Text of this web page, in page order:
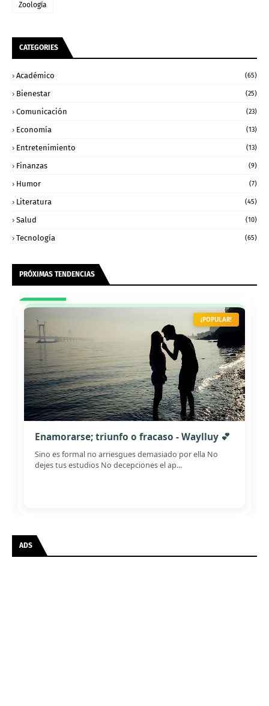
Zoología
CATEGORIES
Académico (65)
Bienestar (25)
Comunicación (23)
Economía (13)
Entretenimiento (13)
Finanzas (9)
Humor (7)
Literatura (45)
Salud (10)
Tecnología (65)
PRÓXIMAS TENDENCIAS
¡POPULAR!
Enamorarse; triunfo o fracaso - Waylluy 💕
Sino es formal no arriesgues demasiado por ella No
dejes tus estudios No decepciones el ap...
ADS